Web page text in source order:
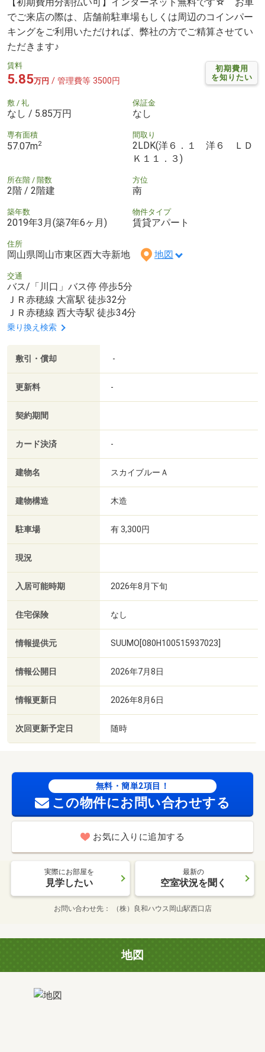
でご来店の際は、店舗前駐車場もしくは周辺のコインパー
キングをご利用いただければ、弊社の方でご精算させてい
ただきます♪
初期費用
を知りたい
賃料
5.85万円 / 管理費等 3500円
敷 / 礼
なし / 5.85万円
保証金
なし
専有面積
57.07m2
間取り
2LDK(洋６．１ 洋６ ＬＤ
Ｋ１１．３)
所在階 / 階数
2階 / 2階建
方位
南
築年数
2019年3月(築7年6ヶ月)
物件タイプ
賃貸アパート
住所
岡山県岡山市東区西大寺新地 地図
交通
バス/「川口」バス停 停歩5分
ＪＲ赤穂線 大富駅 徒歩32分
ＪＲ赤穂線 西大寺駅 徒歩34分
乗り換え検索
敷引・償却 -
更新料 -
契約期間
カード決済 -
建物名 スカイブルーＡ
建物構造 木造
駐車場 有 3,300円
現況
入居可能時期 2026年8月下旬
住宅保険 なし
情報提供元 SUUMO[080H100515937023]
情報公開日 2026年7月8日
情報更新日 2026年8月6日
次回更新予定日 随時
無料・簡単2項目！
この物件にお問い合わせする
お気に入りに追加する
実際にお部屋を
見学したい
最新の
空室状況を聞く
お問い合わせ先 （株）良和ハウス岡山駅西口店
地図